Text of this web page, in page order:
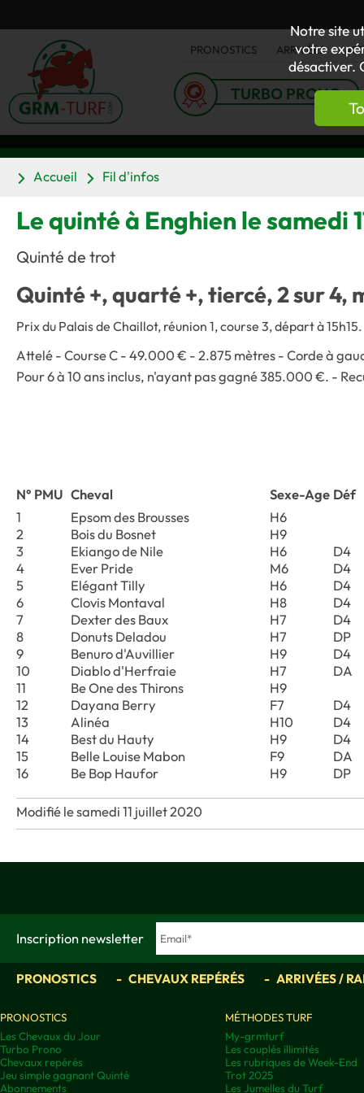
Notre site
votre
désactiver.
PRONOSTICS ARRIVÉES
TURBO PRONO
Accueil Fil d'infos
Le quinté à Enghien le samedi
Quinté de trot
Quinté +, quarté +, tiercé, 2 sur 4,
Prix du Palais de Chaillot, réunion 1, course 3, départ à 15h15.
Attelé - Course C - 49.000 € - 2.875 mètres - Corde à
Pour 6 à 10 ans inclus, n'ayant pas gagné 385.000 €. -
N° PMU Cheval Sexe-Age Déf
1
Epsom des Brousses H6
2
Bois du Bosnet H9
3
Ekiango de Nile H6 D4
4
Ever Pride M6 D4
5
Elégant Tilly H6 D4
6
Clovis Montaval H8 D4
7
Dexter des Baux H7 D4
8
Donuts Deladou H7 DP
9
Benuro d'Auvillier H9 D4
10
Diablo d'Herfraie H7 DA
11
Be One des Thirons H9
12
Dayana Berry F7 D4
13
Alinéa H10 D4
14
Best du Hauty H9 D4
15
Belle Louise Mabon F9 DA
16
Be Bop Haufor H9 DP
Modifié le samedi 11 juillet 2020
Inscription newsletter
PRONOSTICS CHEVAUX REPÉRÉS ARRIVÉES /
PRONOSTICS
Les Chevaux du Jour
Turbo Prono
Chevaux repérés
Jeu simple gagnant Quinté
Abonnements
MÉTHODES TURF
My-grmturf
Les couplés illimités
Les rubriques de Week-End
Trot 2025
Les Jumelles du Turf